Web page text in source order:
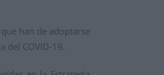
han de adoptarse
del COVID-19.